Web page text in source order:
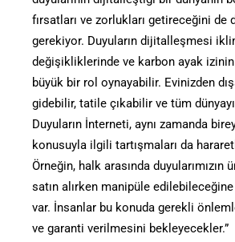
fırsatları ve zorlukları getireceğini de
gerekiyor. Duyuların dijitalleşmesi
değişikliklerinde ve karbon ayak izinin
büyük bir rol oynayabilir. Evinizden
gidebilir, tatile çıkabilir ve tüm
Duyuların İnterneti, aynı zamanda
konusuyla ilgili tartışmaları da
Örneğin, halk arasında duyularımızın
satın alırken manipüle
var. İnsanlar bu konuda gerekli
ve garanti verilmesini bekleyecekler.”